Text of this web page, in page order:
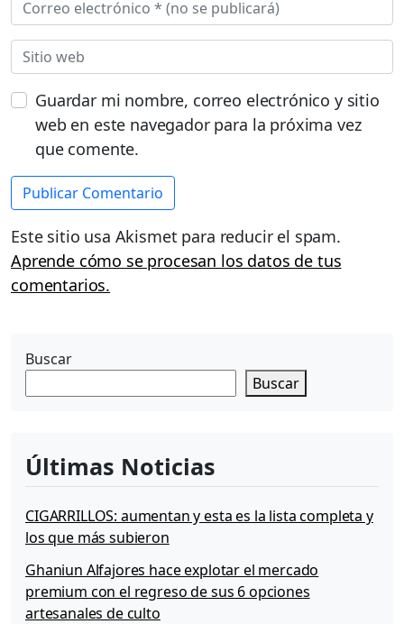
Guardar mi nombre, correo electrónico y sitio
web en este navegador para la próxima vez
que comente.
Este sitio usa Akismet para reducir el spam.
Aprende cómo se procesan los datos de tus
comentarios.
Buscar
Buscar
Últimas Noticias
CIGARRILLOS: aumentan y esta es la lista completa y
los que más subieron
Ghaniun Alfajores hace explotar el mercado
premium con el regreso de sus 6 opciones
artesanales de culto